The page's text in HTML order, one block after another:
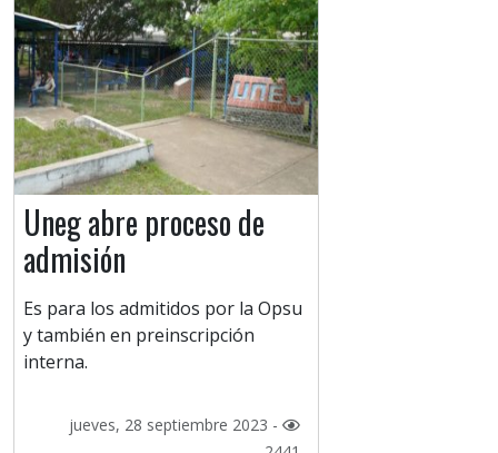
Uneg abre proceso de
admisión
Es para los admitidos por la Opsu
y también en preinscripción
interna.
jueves, 28 septiembre 2023 -